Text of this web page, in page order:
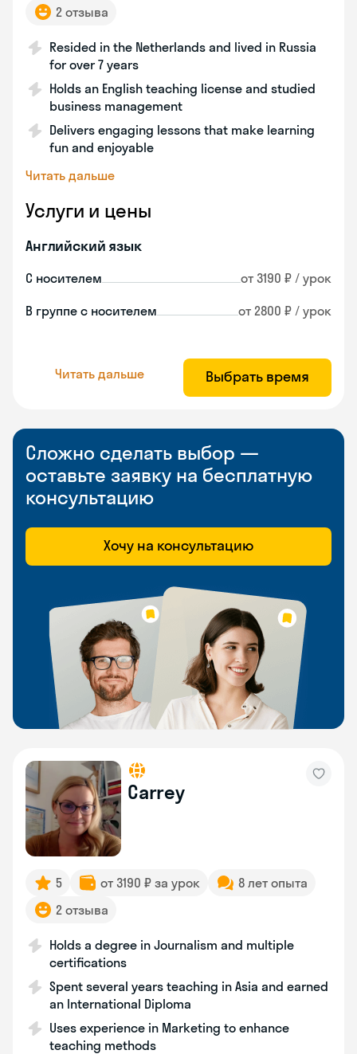
2 отзыва
Resided in the Netherlands and lived in Russia
for over 7 years
Holds an English teaching license and studied
business management
Delivers engaging lessons that make learning
fun and enjoyable
Читать дальше
Услуги и цены
Английский язык
С носителем от 3190 ₽ / урок
В группе с носителем от 2800 ₽ / урок
Читать дальше Выбрать время
Сложно сделать выбор —
оставьте заявку на бесплатную
консультацию
Хочу на консультацию
Carrey
5 от 3190 ₽ за урок
8 лет опыта
2 отзыва
Holds a degree in Journalism and multiple
certifications
Spent several years teaching in Asia and earned
an International Diploma
Uses experience in Marketing to enhance
teaching methods